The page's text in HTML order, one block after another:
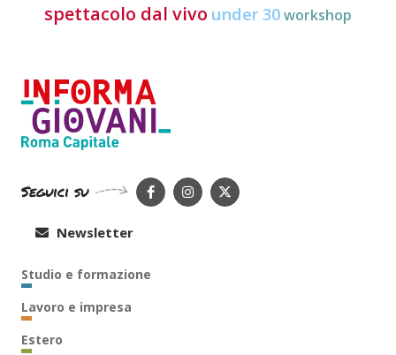
spettacolo dal vivo under 30workshop
Seguici su
Newsletter
Studio e formazione
Lavoro e impresa
Estero